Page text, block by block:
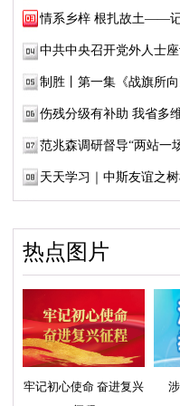
情系乡梓 根扎故土——记
中共中央召开党外人士
制胜丨第一集《战旗所向
伤残分级有补助 我省多
范兆森调研督导“两站一
天天学习｜中斯友谊之
热点图片
牢记初心使命 奋进复兴